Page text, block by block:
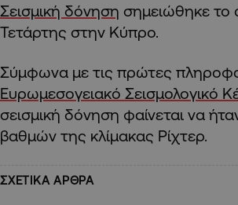
Σεισμική δόνηση σημειώθηκε το
Τετάρτης στην Κύπρο.
Σύμφωνα με τις πρώτες
Ευρωμεσογειακό Σεισμολογικό
σεισμική δόνηση φαίνεται να
βαθμών της κλίμακας Ρίχτερ.
ΣΧΕΤΙΚΑ ΑΡΘΡΑ